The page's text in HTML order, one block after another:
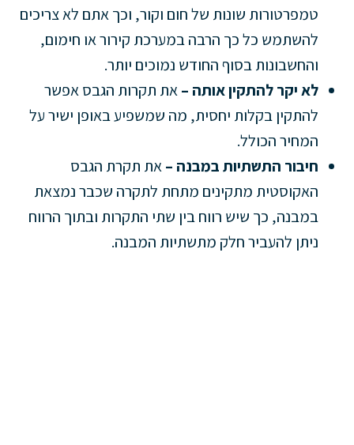
טמפרטורות שונות של חום וקור, וכך אתם לא צריכים
להשתמש כל כך הרבה במערכת קירור או חימום,
והחשבונות בסוף החודש נמוכים יותר.
לא יקר להתקין אותה –את תקרות הגבס אפשר
להתקין בקלות יחסית, מה שמשפיע באופן ישיר על
המחיר הכולל.
חיבור התשתיות במבנה –את תקרת הגבס
האקוסטית מתקינים מתחת לתקרה שכבר נמצאת
במבנה, כך שיש רווח בין שתי התקרות ובתוך הרווח
ניתן להעביר חלק מתשתיות המבנה.